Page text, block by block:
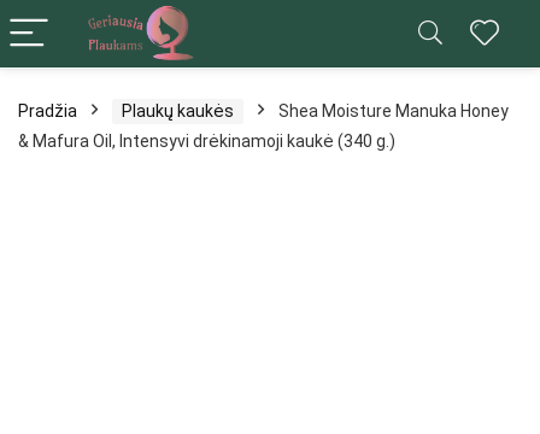
Pradžia Plaukų kaukės
Shea Moisture Manuka Honey
& Mafura Oil, Intensyvi drėkinamoji kaukė (340 g.)